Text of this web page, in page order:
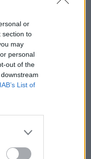
or
section to
may
personal
out of the
IAB’s List of
gel, acrygel